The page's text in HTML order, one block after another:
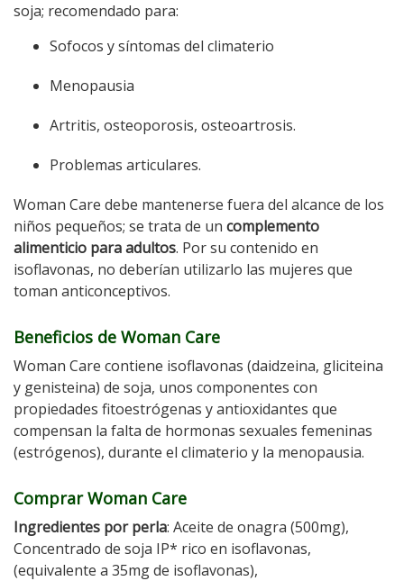
soja; recomendado para:
Sofocos y síntomas del climaterio
Menopausia
Artritis, osteoporosis, osteoartrosis.
Problemas articulares.
Woman Care debe mantenerse fuera del alcance de los
niños pequeños; se trata de un complemento
alimenticio para adultos. Por su contenido en
isoflavonas, no deberían utilizarlo las mujeres que
toman anticonceptivos.
Beneficios de Woman Care
Woman Care contiene isoflavonas (daidzeina, gliciteina
y genisteina) de soja, unos componentes con
propiedades fitoestrógenas y antioxidantes que
compensan la falta de hormonas sexuales femeninas
(estrógenos), durante el climaterio y la menopausia.
Comprar Woman Care
Ingredientes por perla: Aceite de onagra (500mg),
Concentrado de soja IP* rico en isoflavonas,
(equivalente a 35mg de isoflavonas),